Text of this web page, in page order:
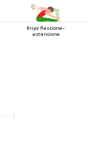
Kriya flessione-
estensione